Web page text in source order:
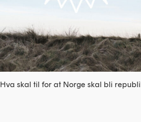
Hva skal til for at Norge skal bli